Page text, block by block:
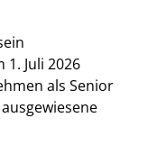
Juli 2026
als Senior